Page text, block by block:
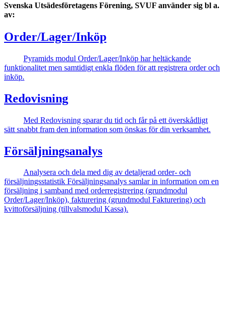
Svenska Utsädesföretagens Förening, SVUF använder sig bl a.
av:
Order/Lager/Inköp
Pyramids modul Order/Lager/Inköp har heltäckande
funktionalitet men samtidigt enkla flöden för att registrera order och
inköp.
Redovisning
Med Redovisning sparar du tid och får på ett överskådligt
sätt snabbt fram den information som önskas för din verksamhet.
Försäljningsanalys
Analysera och dela med dig av detaljerad order- och
försäljningsstatistik Försäljningsanalys samlar in information om en
försäljning i samband med orderregistrering (grundmodul
Order/Lager/Inköp), fakturering (grundmodul Fakturering) och
kvittoförsäljning (tillvalsmodul Kassa).